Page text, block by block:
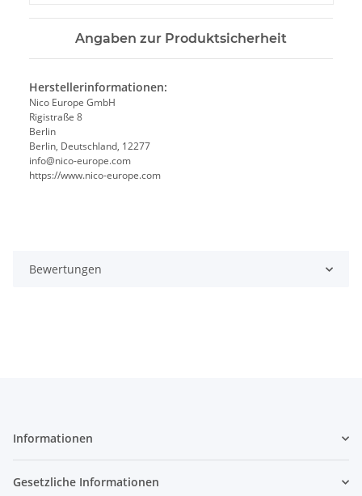
Angaben zur Produktsicherheit
Herstellerinformationen:
Nico Europe GmbH
Rigistraße 8
Berlin
Berlin, Deutschland, 12277
info@nico-europe.com
https://www.nico-europe.com
Bewertungen
Informationen
Gesetzliche Informationen